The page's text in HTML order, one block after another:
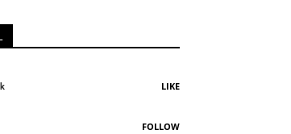
LIKE
FOLLOW